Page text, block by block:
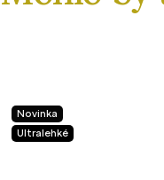
Novinka
Ultralehké